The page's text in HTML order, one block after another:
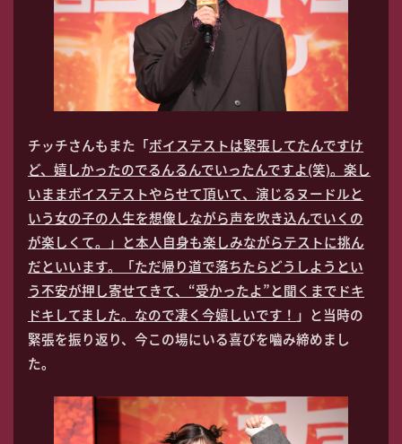
チッチさんもまた「ボイステストは緊張してたんですけ
ど、嬉しかったのでるんるんでいったんですよ(笑)。楽し
いままボイステストやらせて頂いて、演じるヌードルと
いう女の子の人生を想像しながら声を吹き込んでいくの
が楽しくて。」と本人自身も楽しみながらテストに挑ん
だといいます。「ただ帰り道で落ちたらどうしようとい
う不安が押し寄せてきて、“受かったよ”と聞くまでドキ
ドキしてました。なので凄く今嬉しいです！ 」と当時の
緊張を振り返り、今この場にいる喜びを嚙み締めまし
た。